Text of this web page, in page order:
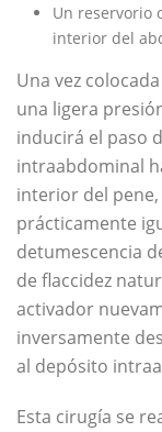
Un reservorio
interior del
Una vez
una ligera
inducirá el paso
intraabdominal
interior del
prácticamente
detumescencia
de flaccidez
activador
inversamente
al depósito
Esta cirugía se